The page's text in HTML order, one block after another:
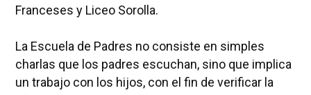
Franceses y Liceo Sorolla.
La Escuela de Padres no consiste en simples
charlas que los padres escuchan, sino que implica
un trabajo con los hijos, con el fin de verificar la